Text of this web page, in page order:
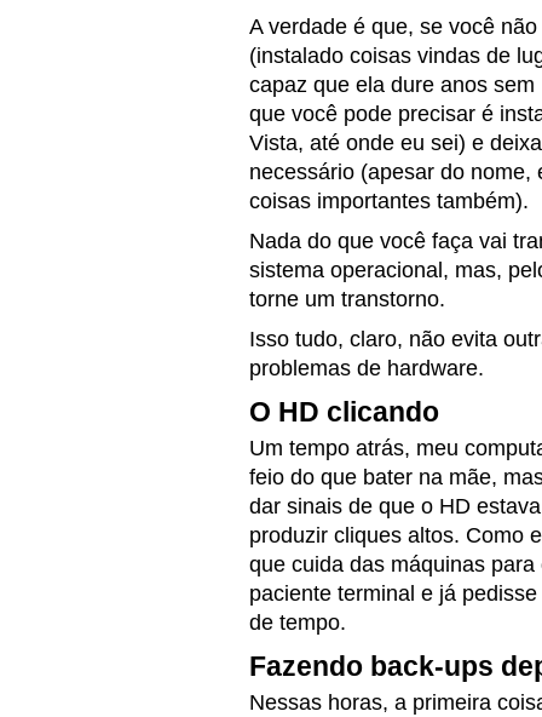
A verdade é que, se você
(instalado coisas vindas de
capaz que ela dure anos
que você pode precisar é
Vista, até onde eu sei) e
necessário (apesar do
coisas importantes também).
Nada do que você faça vai
sistema operacional, mas,
torne um transtorno.
Isso tudo, claro, não evita
problemas de hardware.
O HD clicando
Um tempo atrás, meu
feio do que bater na mãe,
dar sinais de que o HD
produzir cliques altos. Como
que cuida das máquinas
paciente terminal e já
de tempo.
Fazendo back-ups
Nessas horas, a primeira